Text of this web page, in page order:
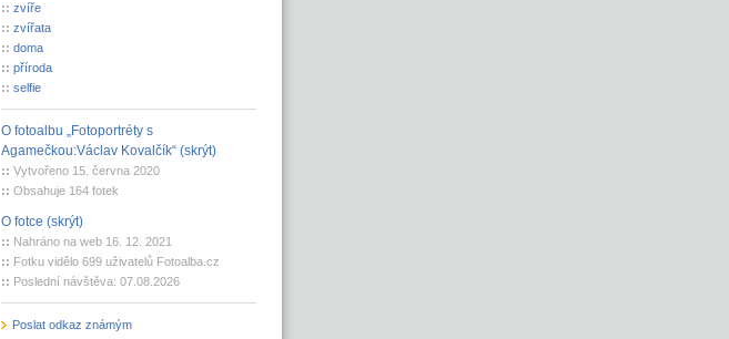
:: zvíře
:: zvířata
:: doma
:: příroda
:: selfie
O fotoalbu „Fotoportréty s
Agamečkou:Václav Kovalčík“ (skrýt)
:: Vytvořeno 15. června 2020
:: Obsahuje 164 fotek
O fotce (skrýt)
:: Nahráno na web 16. 12. 2021
:: Fotku vidělo 699 uživatelů Fotoalba.cz
:: Poslední návštěva: 07.08.2026
Poslat odkaz známým